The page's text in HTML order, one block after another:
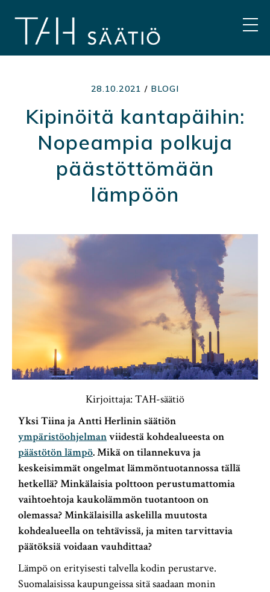
sisältöön
28.10.2021 /BLOGI
Kipinöitä kantapäihin:
Nopeampia polkuja
päästöttömään
lämpöön
Kirjoittaja: TAH-säätiö
Yksi Tiina ja Antti Herlinin säätiön
ympäristöohjelmanviidestä kohdealueesta on
päästötön lämpö. Mikä on tilannekuva ja
keskeisimmät ongelmat lämmöntuotannossa tällä
hetkellä? Minkälaisia polttoon perustumattomia
vaihtoehtoja kaukolämmön tuotantoon on
olemassa? Minkälaisilla askelilla muutosta
kohdealueella on tehtävissä, ja miten tarvittavia
päätöksiä voidaan vauhdittaa?
Lämpö on erityisesti talvella kodin perustarve.
Suomalaisissa kaupungeissa sitä saadaan monin